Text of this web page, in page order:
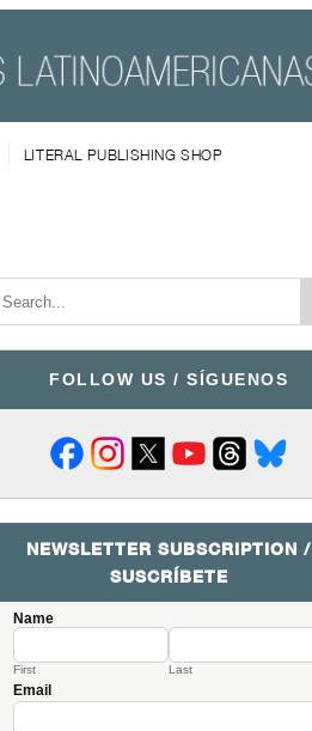
LITERAL PUBLISHING SHOP
FOLLOW US / SÍGUENOS
NEWSLETTER SUBSCRIPTION /
SUSCRÍBETE
Name
First Last
Email